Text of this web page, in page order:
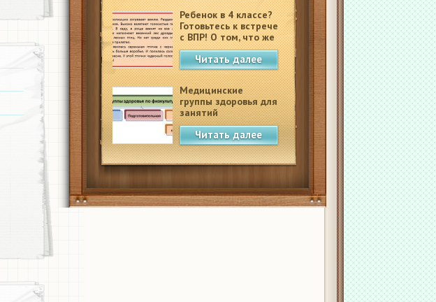
Ребенок в 4 классе?
Готовьтесь к встрече
с ВПР! О том, что же
это такое.
Читать далее
Медицинские
группы здоровья для
занятий
физкультурой в
школеЧитать далее